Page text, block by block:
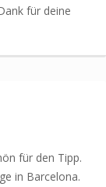
für deine
für den Tipp.
in Barcelona.